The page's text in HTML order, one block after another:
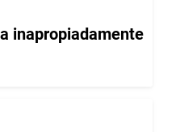
inapropiadamente